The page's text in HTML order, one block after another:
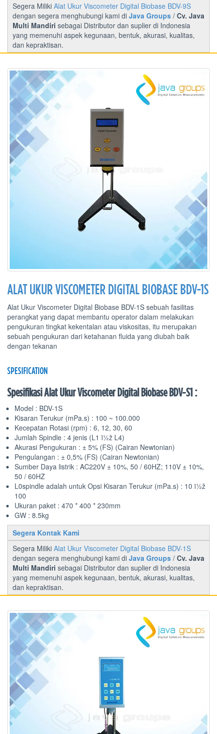
Segera Miliki Alat Ukur Viscometer Digital Biobase BDV-9S
dengan segera menghubungi kami di Java Groups / Cv. Java
Multi Mandiri sebagai Distributor dan suplier di Indonesia
yang memenuhi aspek kegunaan, bentuk, akurasi, kualitas,
dan kepraktisan.
ALAT UKUR VISCOMETER DIGITAL BIOBASE BDV-1S
Alat Ukur Viscometer Digital Biobase BDV-1S sebuah fasilitas
perangkat yang dapat membantu operator dalam melakukan
pengukuran tingkat kekentalan atau viskositas, itu merupakan
sebuah pengukuran dari ketahanan fluida yang diubah baik
dengan tekanan
SPESIFICATION
Spesifikasi Alat Ukur Viscometer Digital Biobase BDV-S1 :
Model : BDV-1S
Kisaran Terukur (mPa.s) : 100 ~ 100.000
Kecepatan Rotasi (rpm) : 6, 12, 30, 60
Jumlah Spindle : 4 jenis (L1 ï½ž L4)
Akurasi Pengukuran : ± 5% (FS) (Cairan Newtonian)
Pengulangan : ± 0,5% (FS) (Cairan Newtonian)
Sumber Daya listrik : AC220V ± 10%, 50 / 60HZ; 110V ± 10%,
50 / 60HZ
L0spindle adalah untuk Opsi Kisaran Terukur (mPa.s) : 10 ï½ž
100
Ukuran paket : 470 * 400 * 230mm
GW : 8.5kg
Segera Kontak Kami
Segera Miliki Alat Ukur Viscometer Digital Biobase BDV-1S
dengan segera menghubungi kami di Java Groups / Cv. Java
Multi Mandiri sebagai Distributor dan suplier di Indonesia
yang memenuhi aspek kegunaan, bentuk, akurasi, kualitas,
dan kepraktisan.